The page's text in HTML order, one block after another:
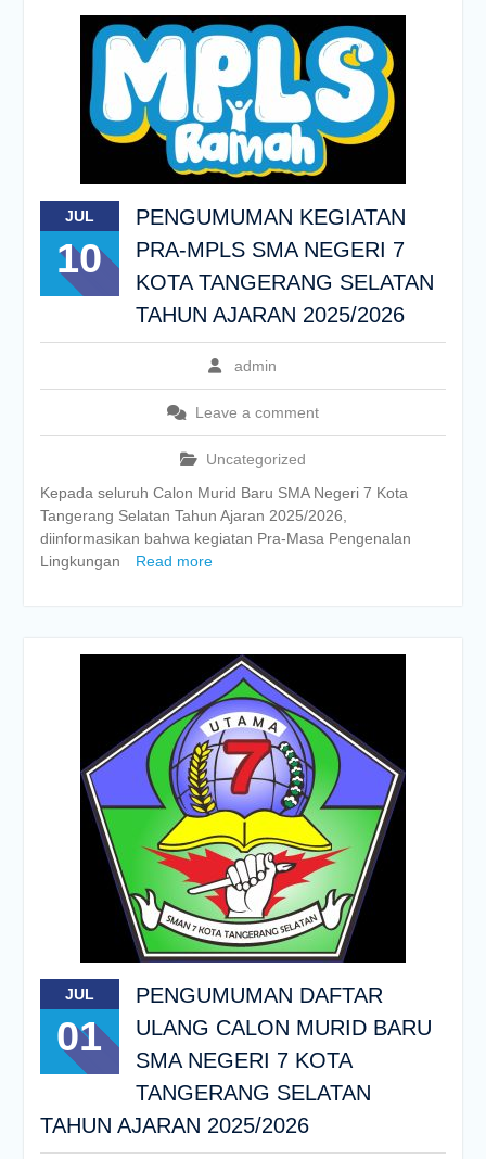
JUL
10
PENGUMUMAN KEGIATAN
PRA-MPLS SMA NEGERI 7
KOTA TANGERANG SELATAN
TAHUN AJARAN 2025/2026
admin
Leave a comment
Uncategorized
Kepada seluruh Calon Murid Baru SMA Negeri 7 Kota
Tangerang Selatan Tahun Ajaran 2025/2026,
diinformasikan bahwa kegiatan Pra-Masa Pengenalan
Lingkungan
Read more
JUL
01
PENGUMUMAN DAFTAR
ULANG CALON MURID BARU
SMA NEGERI 7 KOTA
TANGERANG SELATAN
TAHUN AJARAN 2025/2026